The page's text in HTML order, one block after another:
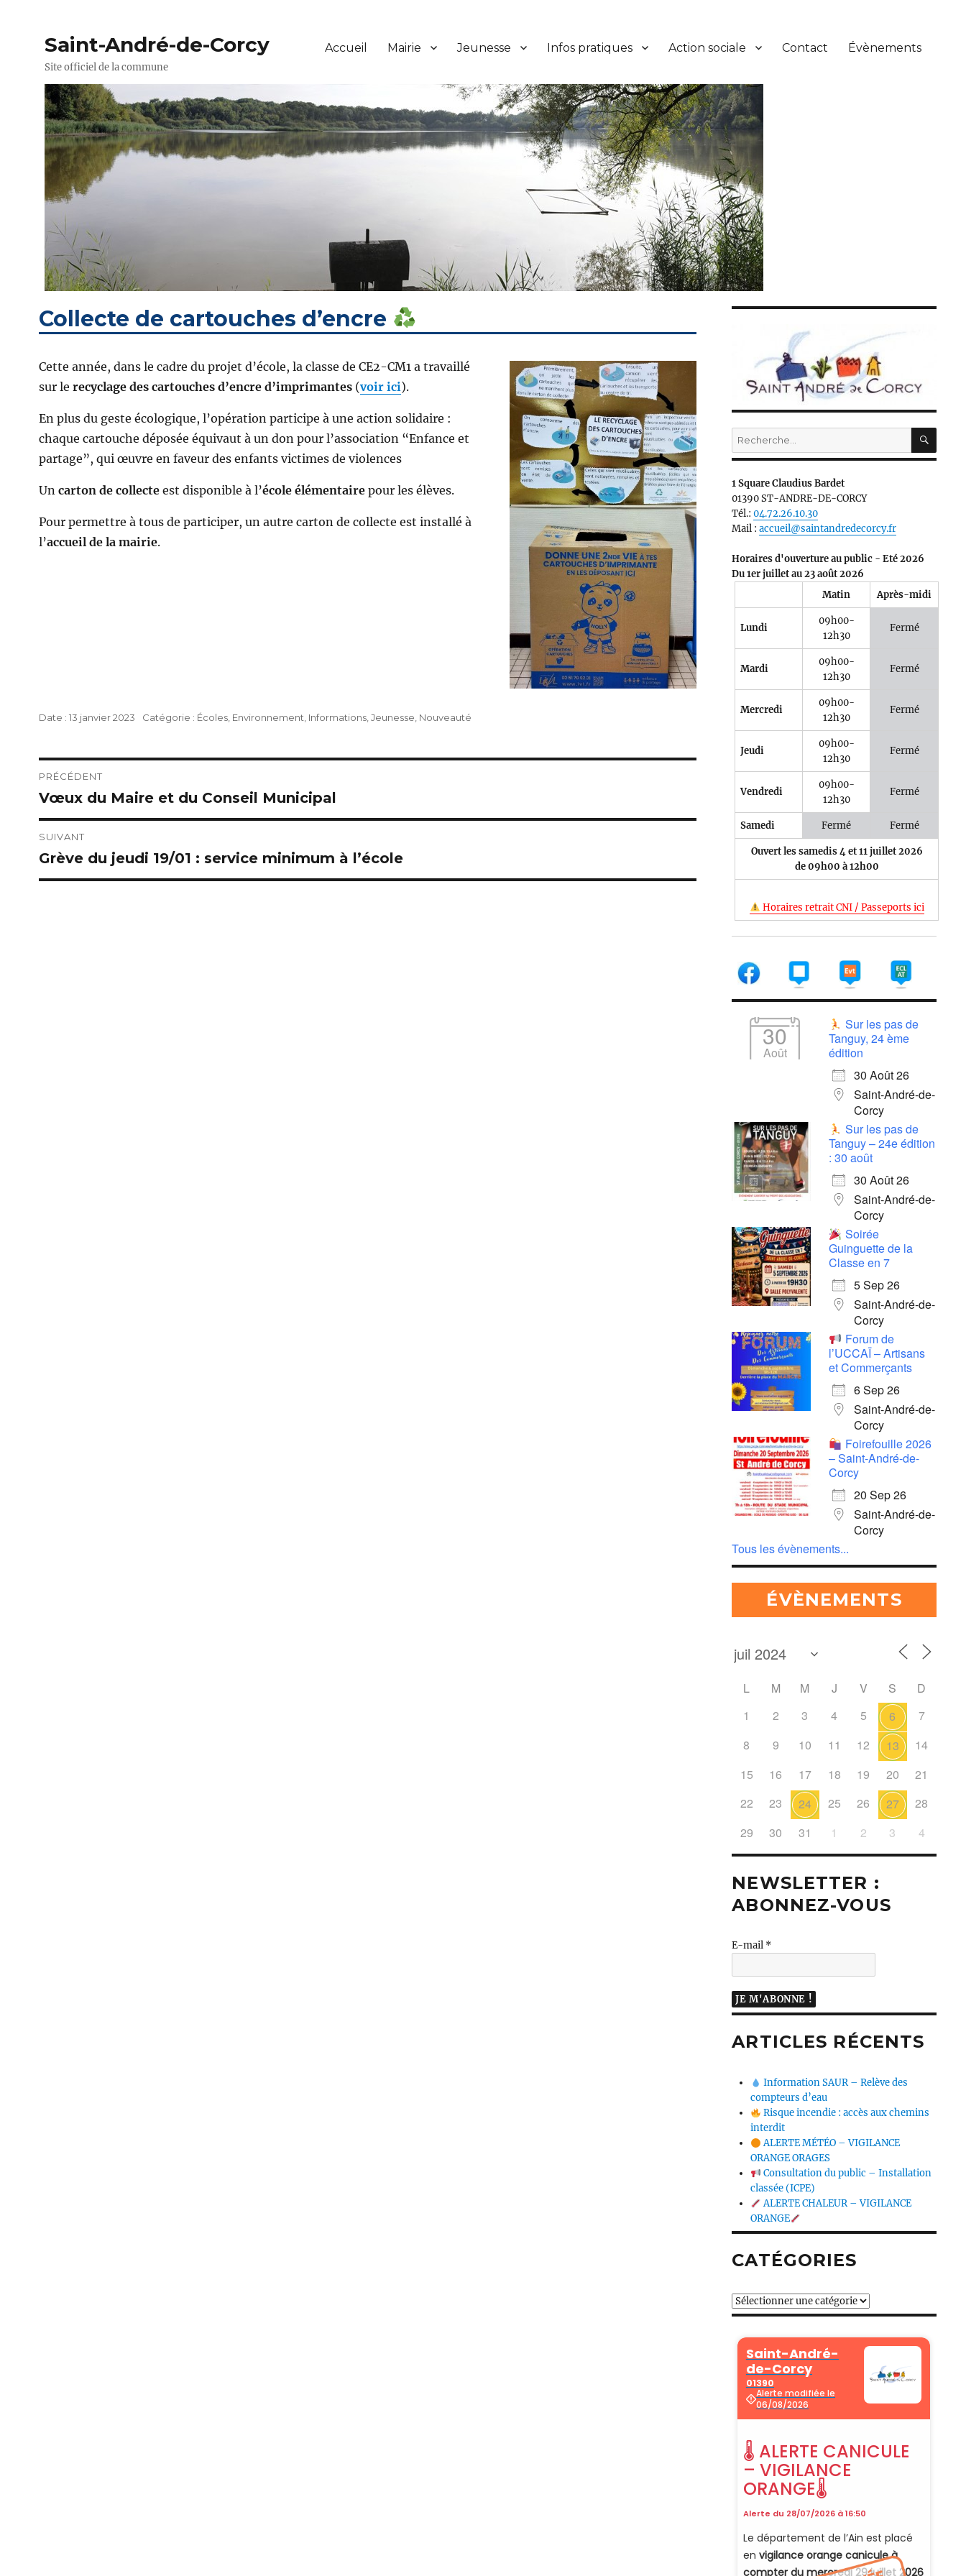
Saint-André-de-Corcy
Site officiel de la commune
Accueil Mairie Jeunesse Infos pratiques Action sociale Contact Évènements
Collecte de cartouches d’encre
Cette année, dans le cadre du projet d’école, la classe de CE2-CM1 a travaillé
sur le recyclage des cartouches d’encre d’imprimantes(voir ici).
En plus du geste écologique, l’opération participe à une action solidaire :
chaque cartouche déposée équivaut à un don pour l’association “Enfance et
partage”, qui œuvre en faveur des enfants victimes de violences
Un carton de collecteest disponible à l’école élémentairepour les élèves.
Pour permettre à tous de participer, un autre carton de collecte est installé à
l’accueil de la mairie.
Publié
13 janvier 2023 Catégories
Écoles, Environnement Informations, Jeunesse Nouveauté
Navigation
de
l’article
PRÉCÉDENT
Publication
précédente :
Vœux du Maire et du Conseil Municipal
SUIVANT
Publication
suivante :
Grève du jeudi 19/01 : service minimum à l’école
Recherche
pour :
1 Square Claudius Bardet
01390 ST-ANDRE-DE-CORCY
Tél.:04.72.26.10.30
Mail :accueil@saintandredecorcy.fr
Horaires d'ouverture au public - Eté 2026
Du 1er juillet au 23 août 2026
Matin
Après-midi
Lundi
09h00-
12h30
Fermé
Mardi
09h00-
12h30
Fermé
Mercredi
09h00-
12h30
Fermé
Jeudi
09h00-
12h30
Fermé
Vendredi
09h00-
12h30
Fermé
Samedi Fermé Fermé
Ouvert les samedis 4 et 11 juillet 2026
de 09h00 à 12h00
Horaires retrait CNI / Passeports ici
30
Août
Sur les pas de
Tanguy, 24 ème
édition
30 Août 26
Saint-André-de-
Corcy
Sur les pas de
Tanguy – 24e édition
: 30 août
30 Août 26
Saint-André-de-
Corcy
Soirée
Guinguette de la
Classe en 7
5 Sep 26
Saint-André-de-
Corcy
Forum de
l’UCCAÏ – Artisans
et Commerçants
6 Sep 26
Saint-André-de-
Corcy
Foirefouille 2026
– Saint-André-de-
Corcy
20 Sep 26
Saint-André-de-
Corcy
Tous les évènements...
ÉVÈNEMENTS
L M M J V S
D
1
2 3 4 5 6
7
8
9 10 11 12 13
14
15
16 17 18 19 20
21
22
23 24 25 26 27
28
29
30 31 1 2 3 4
NEWSLETTER :
ABONNEZ-VOUS
E-mail *
ARTICLES RÉCENTS
Information SAUR – Relève des
compteurs d’eau
Risque incendie : accès aux chemins
interdit
ALERTE MÉTÉO – VIGILANCE
ORANGE ORAGES
Consultation du public – Installation
classée (ICPE)
ALERTE CHALEUR – VIGILANCE
ORANGE
CATÉGORIES
Catégories